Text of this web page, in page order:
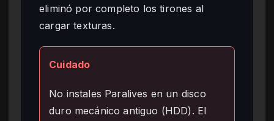
eliminó por completo los tirones al
cargar texturas.
Cuidado
No instales Paralives en un disco
duro mecánico antiguo (HDD). El